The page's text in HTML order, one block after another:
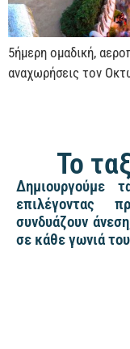
5ήμερη ομαδική,
αναχωρήσεις τον
Το
Δημιουργούμε
επιλέγοντας
συνδυάζουν
σε κάθε γωνιά